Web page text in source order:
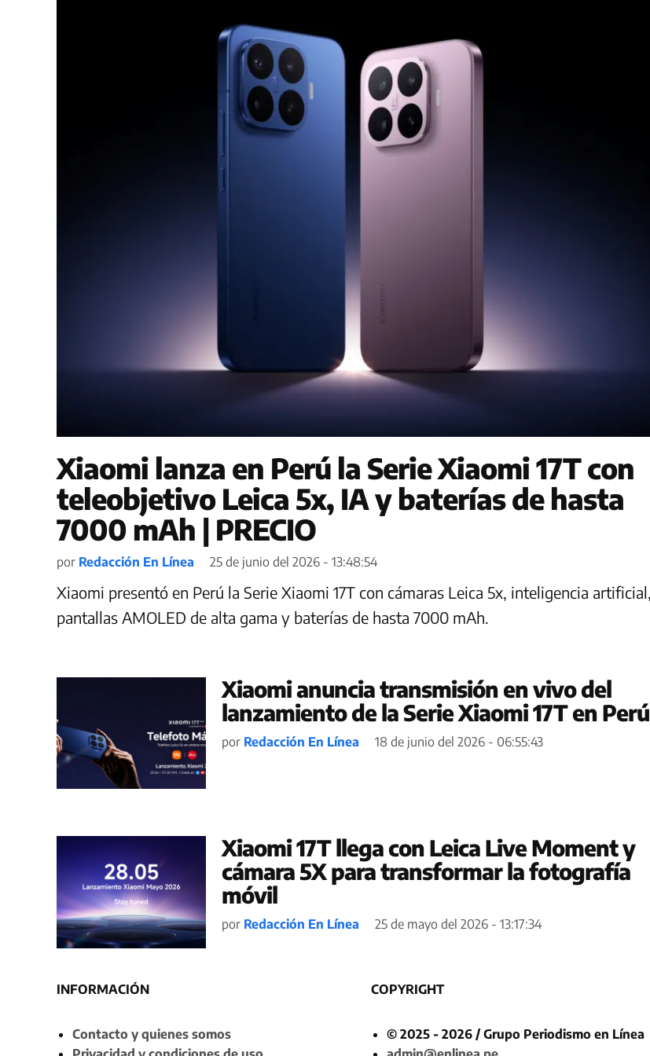
Xiaomi lanza en Perú la Serie Xiaomi 17T con
teleobjetivo Leica 5x, IA y baterías de hasta
7000 mAh | PRECIO
por Redacción En Línea 25 de junio del 2026 - 13:48:54
Xiaomi presentó en Perú la Serie Xiaomi 17T con cámaras Leica 5x, inteligencia artificial,
pantallas AMOLED de alta gama y baterías de hasta 7000 mAh.
Xiaomi anuncia transmisión en vivo del
lanzamiento de la Serie Xiaomi 17T en Perú
por Redacción En Línea 18 de junio del 2026 - 06:55:43
Xiaomi 17T llega con Leica Live Moment y
cámara 5X para transformar la fotografía
móvil
por Redacción En Línea 25 de mayo del 2026 - 13:17:34
INFORMACIÓN
Contacto y quienes somos
COPYRIGHT
© 2025 - 2026 / Grupo Periodismo en Línea